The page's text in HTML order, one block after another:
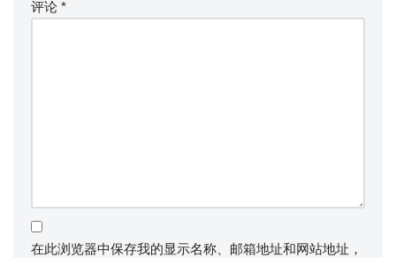
评论 *
在此浏览器中保存我的显示名称、邮箱地址和网站地址，